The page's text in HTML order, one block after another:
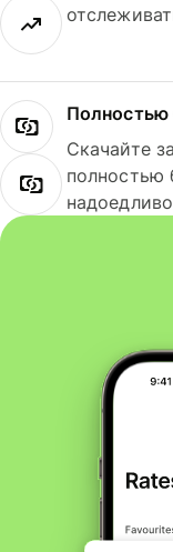
Полностью
Скачайте
полностью